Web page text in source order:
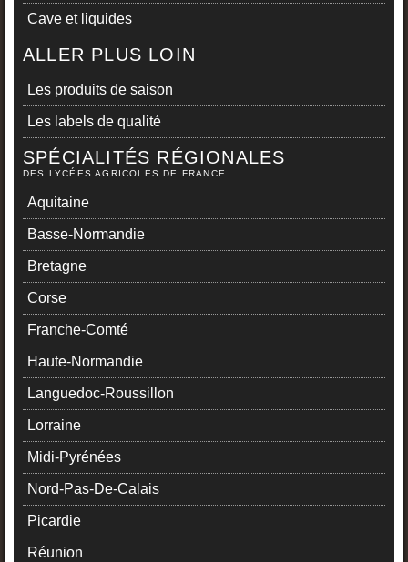
Cave et liquides
ALLER PLUS LOIN
Les produits de saison
Les labels de qualité
SPÉCIALITÉS RÉGIONALES
DES LYCÉES AGRICOLES DE FRANCE
Aquitaine
Basse-Normandie
Bretagne
Corse
Franche-Comté
Haute-Normandie
Languedoc-Roussillon
Lorraine
Midi-Pyrénées
Nord-Pas-De-Calais
Picardie
Réunion